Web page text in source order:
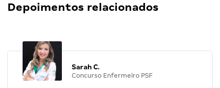
Depoimentos relacionados
Sarah C.
Concurso Enfermeiro PSF